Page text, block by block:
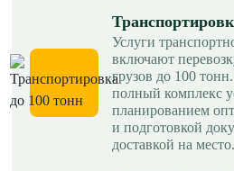
Услуги
включают
грузов до 100
полный комплекс
планированием
и подготовкой
доставкой на место.